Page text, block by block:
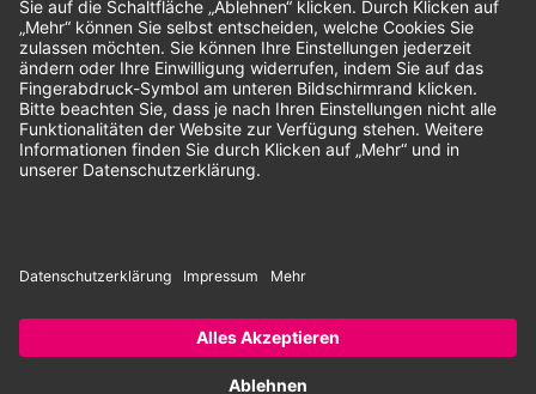
Unsere Zahlungsarten:
Rechnung SEPA-Lastschrift Vorkasse